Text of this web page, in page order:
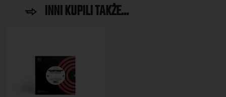
INNI KUPILI TAKŻE...